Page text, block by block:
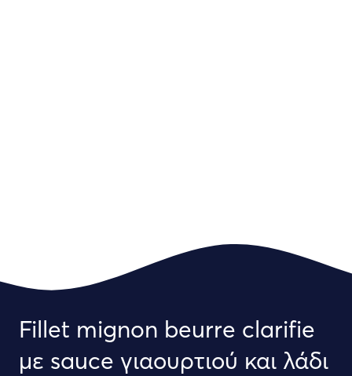
Fillet mignon beurre clarifie
με sauce γιαουρτιού και λάδι